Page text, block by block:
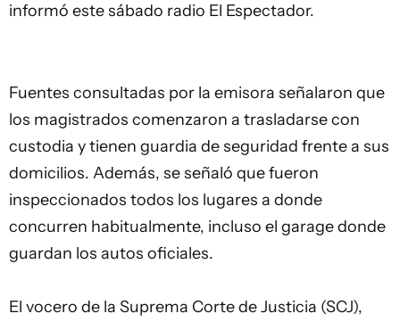
informó este sábado radio El Espectador.
Fuentes consultadas por la emisora señalaron que
los magistrados comenzaron a trasladarse con
custodia y tienen guardia de seguridad frente a sus
domicilios. Además, se señaló que fueron
inspeccionados todos los lugares a donde
concurren habitualmente, incluso el garage donde
guardan los autos oficiales.
El vocero de la Suprema Corte de Justicia (SCJ),